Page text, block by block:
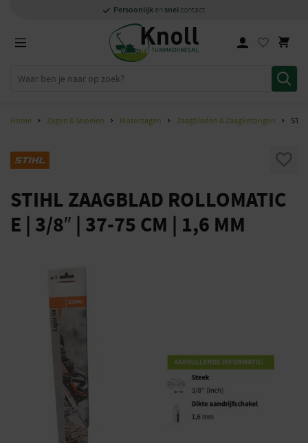
Specialistenmet kennis van zaken
1000m2showroom in Staphorst
Persoonlijk en snel contact
Home Zagen & Snoeien Motorzagen Zaagbladen & Zaagkettingen
STIHL ZAAGBLAD ROLLOMATIC
E | 3/8″ | 37-75 CM | 1,6 MM